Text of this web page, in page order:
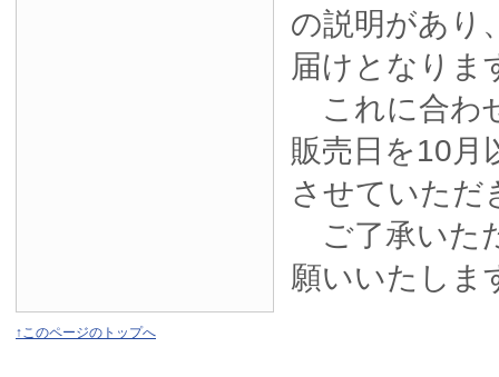
の説明があり
届けとなりま
これに合わ
販売日を10月
させていただ
ご了承いた
願いいたしま
↑このページのトップへ